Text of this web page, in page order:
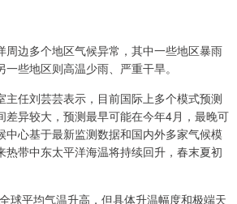
周边多个地区气候异常，其中一些地区暴雨
些地区则高温少雨、严重干旱。
主任刘芸芸表示，目前国际上多个模式预测
差异较大，预测最早可能在今年4月，最晚可
中心基于最新监测数据和国内外多家气候模
热带中东太平洋海温将持续回升，春末夏初
球平均气温升高，但具体升温幅度和极端天